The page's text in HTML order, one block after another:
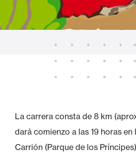
La carrera consta de 8 km
dará comienzo a las 19 horas en
Carrión (Parque de los